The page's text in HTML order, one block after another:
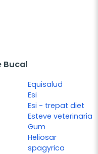
Bucal
Equisalud
Esi
Esi - trepat diet
Esteve veterinaria
Gum
Heliosar
spagyrica